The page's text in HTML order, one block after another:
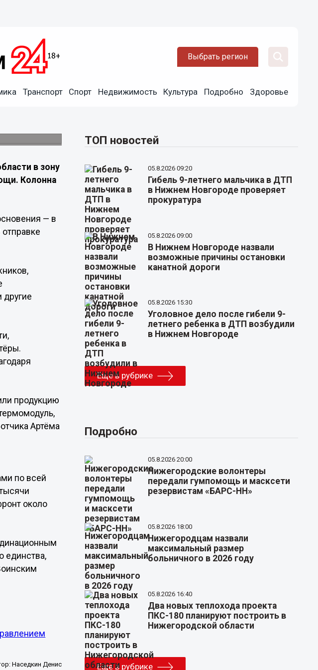
Выбрать регион
Транспорт Спорт Недвижимость Культура Подробно Здоровье
к
в зону
Колонна
— в
другие
продукцию
Артёма
по всей
около
единства,
Наседкин Денис
ТОП новостей
05.8.2026 09:20
Гибель 9-летнего мальчика в ДТП
в Нижнем Новгороде проверяет
прокуратура
05.8.2026 09:00
В Нижнем Новгороде назвали
возможные причины остановки
канатной дороги
05.8.2026 15:30
Уголовное дело после гибели 9-
летнего ребенка в ДТП возбудили
в Нижнем Новгороде
Еще в рубрике
Подробно
05.8.2026 20:00
Нижегородские волонтеры
передали гумпомощь и масксети
резервистам «БАРС-НН»
05.8.2026 18:00
Нижегородцам назвали
максимальный размер
больничного в 2026 году
05.8.2026 16:40
Два новых теплохода проекта
ПКС-180 планируют построить в
Нижегородской области
Еще в рубрике